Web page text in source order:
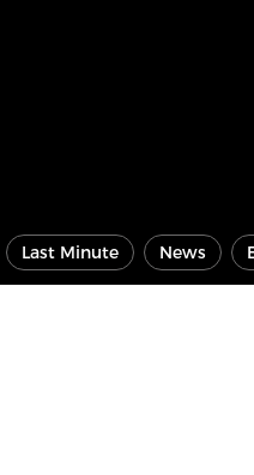
Last Minute News